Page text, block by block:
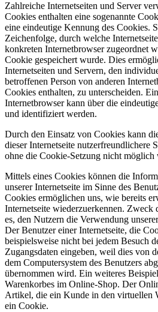
Zahlreiche Internetseiten und Server
Cookies enthalten eine sogenannte
eine eindeutige Kennung des Cookies.
Zeichenfolge, durch welche
konkreten Internetbrowser zugeordnet
Cookie gespeichert wurde. Dies
Internetseiten und Servern, den
betroffenen Person von anderen
Cookies enthalten, zu unterscheiden.
Internetbrowser kann über die
und identifiziert werden.
Durch den Einsatz von Cookies kann
dieser Internetseite nutzerfreundlichere
ohne die Cookie-Setzung nicht möglich
Mittels eines Cookies können die
unserer Internetseite im Sinne des
Cookies ermöglichen uns, wie bereits
Internetseite wiederzuerkennen. Zweck
es, den Nutzern die Verwendung
Der Benutzer einer Internetseite, die
beispielsweise nicht bei jedem Besuch
Zugangsdaten eingeben, weil dies von
dem Computersystem des Benutzers
übernommen wird. Ein weiteres
Warenkorbes im Online-Shop. Der
Artikel, die ein Kunde in den virtuellen
ein Cookie.